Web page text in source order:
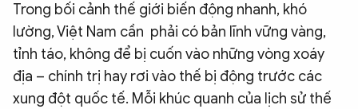
Trong bối cảnh thế giới biến động nhanh, khó
lường, Việt Nam cần phải có bản lĩnh vững vàng,
tỉnh táo, không để bị cuốn vào những vòng xoáy
địa – chính trị hay rơi vào thế bị động trước các
xung đột quốc tế. Mỗi khúc quanh của lịch sử thế